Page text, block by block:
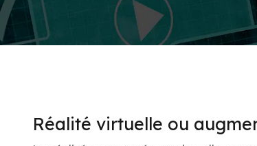
Réalité virtuelle ou